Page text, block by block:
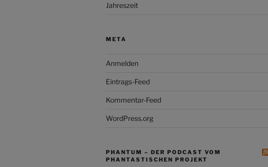
Jahreszeit
META
Anmelden
Eintrags-Feed
Kommentar-Feed
WordPress.org
PHANTUM – DER PODCAST VOM
PHANTASTISCHEN PROJEKT